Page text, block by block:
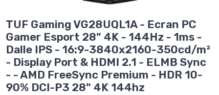
TUF Gaming VG28UQL1A - Ecran PC
Gamer Esport 28" 4K - 144Hz - 1ms -
Dalle IPS - 16:9-3840x2160-350cd/m²
- Display Port & HDMI 2.1 - ELMB Sync
- - AMD FreeSync Premium - HDR 10-
90% DCI-P3 28" 4K 144hz